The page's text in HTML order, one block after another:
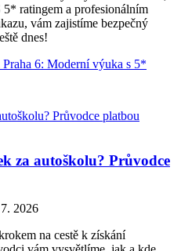
ratingem a profesionálním
vám zajistíme bezpečný
dnes!
6: Moderní výuka s 5*
za autoškolu? Průvodce
2026
na cestě k získání